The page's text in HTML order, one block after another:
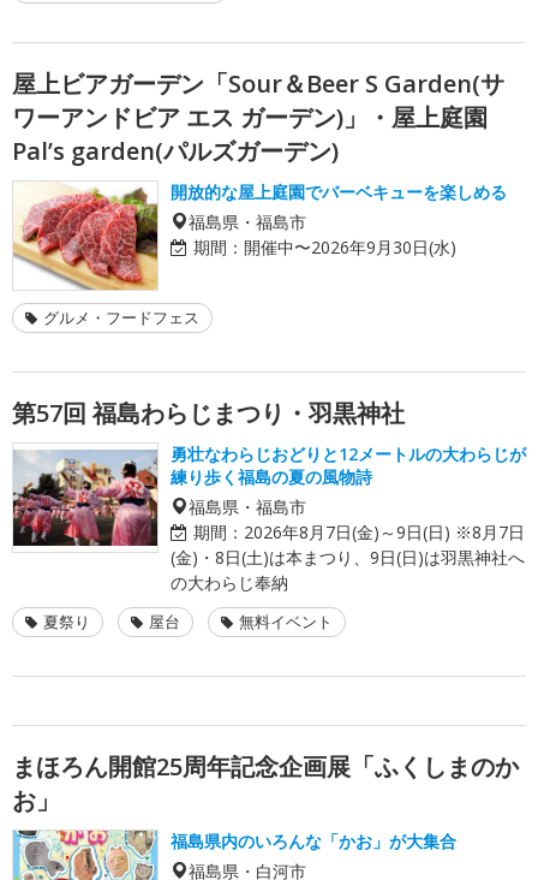
屋上ビアガーデン「Sour＆Beer S Garden(サ
ワーアンドビア エス ガーデン)」・屋上庭園
Pal’s garden(パルズガーデン)
開放的な屋上庭園でバーベキューを楽しめる
福島県・福島市
期間： 開催中〜2026年9月30日(水)
グルメ・フードフェス
第57回 福島わらじまつり・羽黒神社
勇壮なわらじおどりと12メートルの大わらじが
練り歩く福島の夏の風物詩
福島県・福島市
期間： 2026年8月7日(金)～9日(日) ※8月7日
(金)・8日(土)は本まつり、9日(日)は羽黒神社へ
の大わらじ奉納
夏祭り 屋台 無料イベント
まほろん開館25周年記念企画展「ふくしまのか
お」
福島県内のいろんな「かお」が大集合
福島県・白河市